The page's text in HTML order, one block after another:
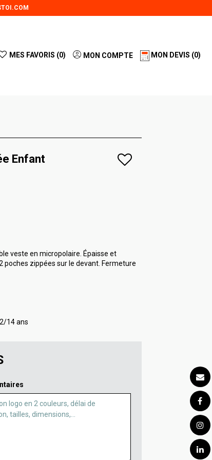
MES FAVORIS (0) MON COMPTE MON DEVIS (0)
Enfant
veste en micropolaire. Épaisse et
poches zippées sur le devant. Fermeture
14 ans